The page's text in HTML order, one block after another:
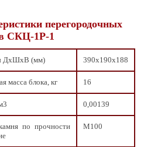
перегородочных
СКЦ-1Р-1
ДxШxВ (мм) 390х190х188
масса блока, кг 16
0,00139
по прочности
М100